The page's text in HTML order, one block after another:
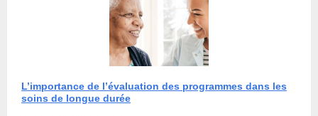
L’importance de l’évaluation des programmes dans les
soins de longue durée